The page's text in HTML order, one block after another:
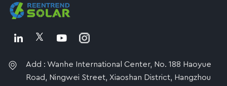
Add : Wanhe International Center, No. 188 Haoyue
Road, Ningwei Street, Xiaoshan District, Hangzhou